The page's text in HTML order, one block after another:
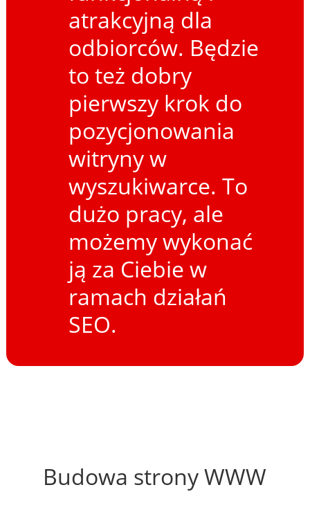
atrakcyjną dla
odbiorców. Będzie
to też dobry
pierwszy krok do
pozycjonowania
witryny w
wyszukiwarce. To
dużo pracy, ale
możemy wykonać
ją za Ciebie w
ramach działań
SEO.
Budowa strony WWW